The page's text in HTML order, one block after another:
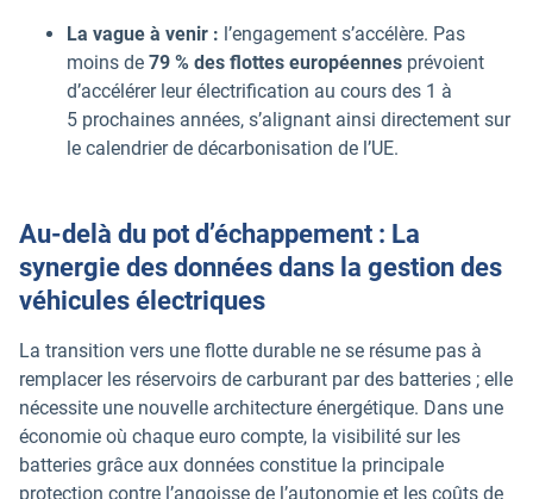
La vague à venir : l’engagement s’accélère. Pas
moins de 79 % des flottes européennes prévoient
d’accélérer leur électrification au cours des 1 à
5 prochaines années, s’alignant ainsi directement sur
le calendrier de décarbonisation de l’UE.
Au-delà du pot d’échappement : La
synergie des données dans la gestion des
véhicules électriques
La transition vers une flotte durable ne se résume pas à
remplacer les réservoirs de carburant par des batteries ; elle
nécessite une nouvelle architecture énergétique. Dans une
économie où chaque euro compte, la visibilité sur les
batteries grâce aux données constitue la principale
protection contre l’angoisse de l’autonomie et les coûts de